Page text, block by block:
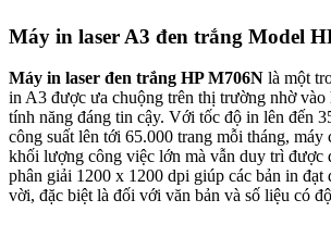
Máy in laser A3 đen trắng Model
Máy in laser đen trắng HP M706N là một
in A3 được ưa chuộng trên thị trường nhờ vào
tính năng đáng tin cậy. Với tốc độ in lên đến
công suất lên tới 65.000 trang mỗi tháng,
khối lượng công việc lớn mà vẫn duy trì được
phân giải 1200 x 1200 dpi giúp các bản in đạt
vời, đặc biệt là đối với văn bản và số liệu có